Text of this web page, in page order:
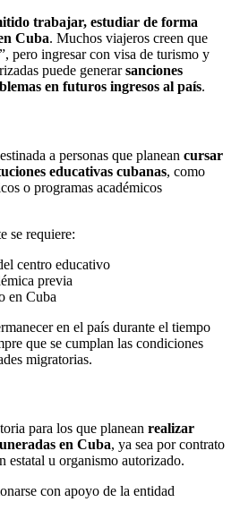
trabajar, estudiar de forma
Cuba. Muchos viajeros creen que
pero ingresar con visa de turismo y
puede generarsanciones
en futuros ingresos al país.
a personas que planean cursar
educativas cubanas, como
o programas académicos
se requiere:
centro educativo
previa
en Cuba
en el país durante el tiempo
que se cumplan las condiciones
migratorias.
para los que planean realizar
en Cuba, ya sea por contrato
estatal u organismo autorizado.
con apoyo de la entidad